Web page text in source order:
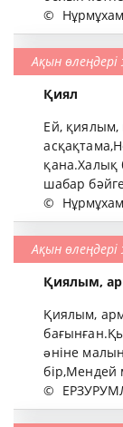
©
Ақын
Қиял
Ей,
қана.Халық
шабар
©
Ақын
Қиялым,
Қиялым,
əніне
бір,Мендей
©